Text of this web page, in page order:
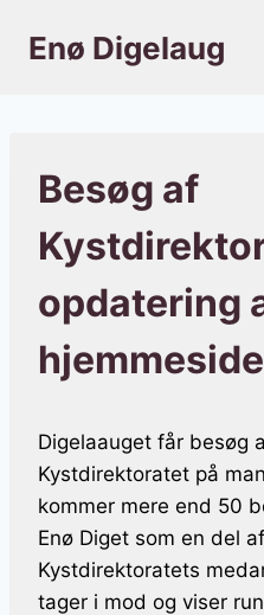
Enø Digelaug
Besøg af
opdatering
Digelaauget får besøg
Kystdirektoratet på
kommer mere end 50
Enø Diget som en del
Kystdirektoratets
tager i mod og viser